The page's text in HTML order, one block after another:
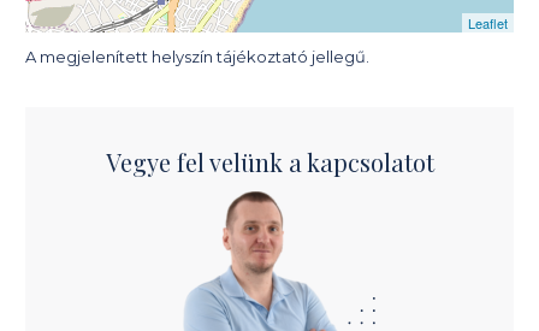
Leaflet
A megjelenített helyszín tájékoztató jellegű.
Vegye fel velünk a kapcsolatot